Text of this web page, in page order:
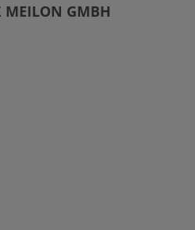
GMBH